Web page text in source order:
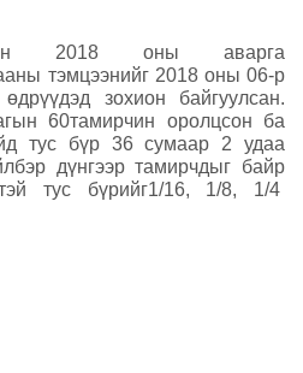
2018 оны аварга
тэмцээнийг 2018 оны 06-р
өдрүүдэд зохион байгуулсан.
60тамирчин оролцсон ба
тус бүр 36 сумаар 2 удаа
дүнгээр тамирчдыг байр
тус бүрийг1/16, 1/8, 1/4